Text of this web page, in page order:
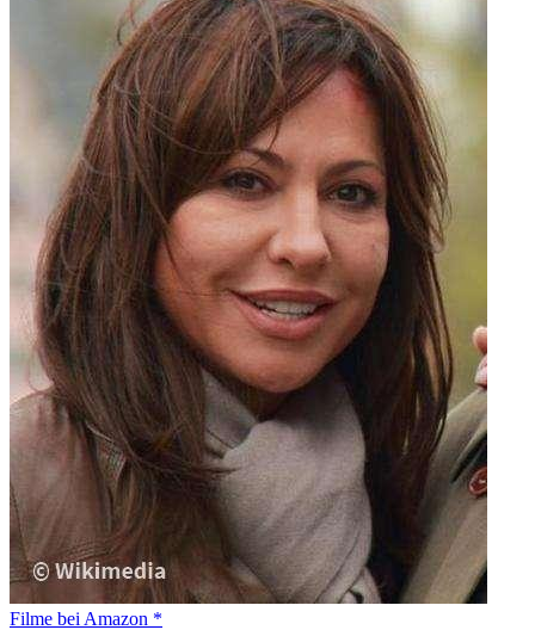
Filme bei Amazon *